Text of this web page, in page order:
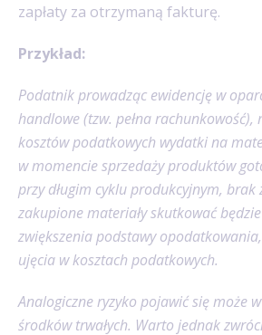
zapłaty za otrzymaną fakturę.
Przykład:
Podatnik prowadząc ewidencję w
handlowe (tzw. pełna rachunkowość),
kosztów podatkowych wydatki na
w momencie sprzedaży produktów
przy długim cyklu produkcyjnym, brak
zakupione materiały skutkować
zwiększenia podstawy
ujęcia w kosztach podatkowych.
Analogiczne ryzyko pojawić się może
środków trwałych. Warto jednak